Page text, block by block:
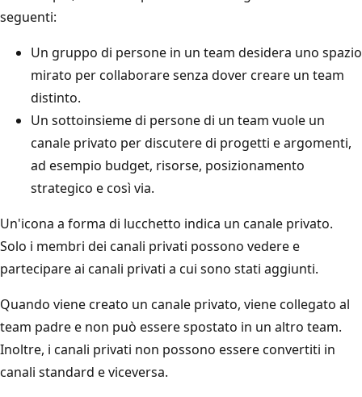
seguenti:
Un gruppo di persone in un team desidera uno spazio
mirato per collaborare senza dover creare un team
distinto.
Un sottoinsieme di persone di un team vuole un
canale privato per discutere di progetti e argomenti,
ad esempio budget, risorse, posizionamento
strategico e così via.
Un'icona a forma di lucchetto indica un canale privato.
Solo i membri dei canali privati possono vedere e
partecipare ai canali privati a cui sono stati aggiunti.
Quando viene creato un canale privato, viene collegato al
team padre e non può essere spostato in un altro team.
Inoltre, i canali privati non possono essere convertiti in
canali standard e viceversa.